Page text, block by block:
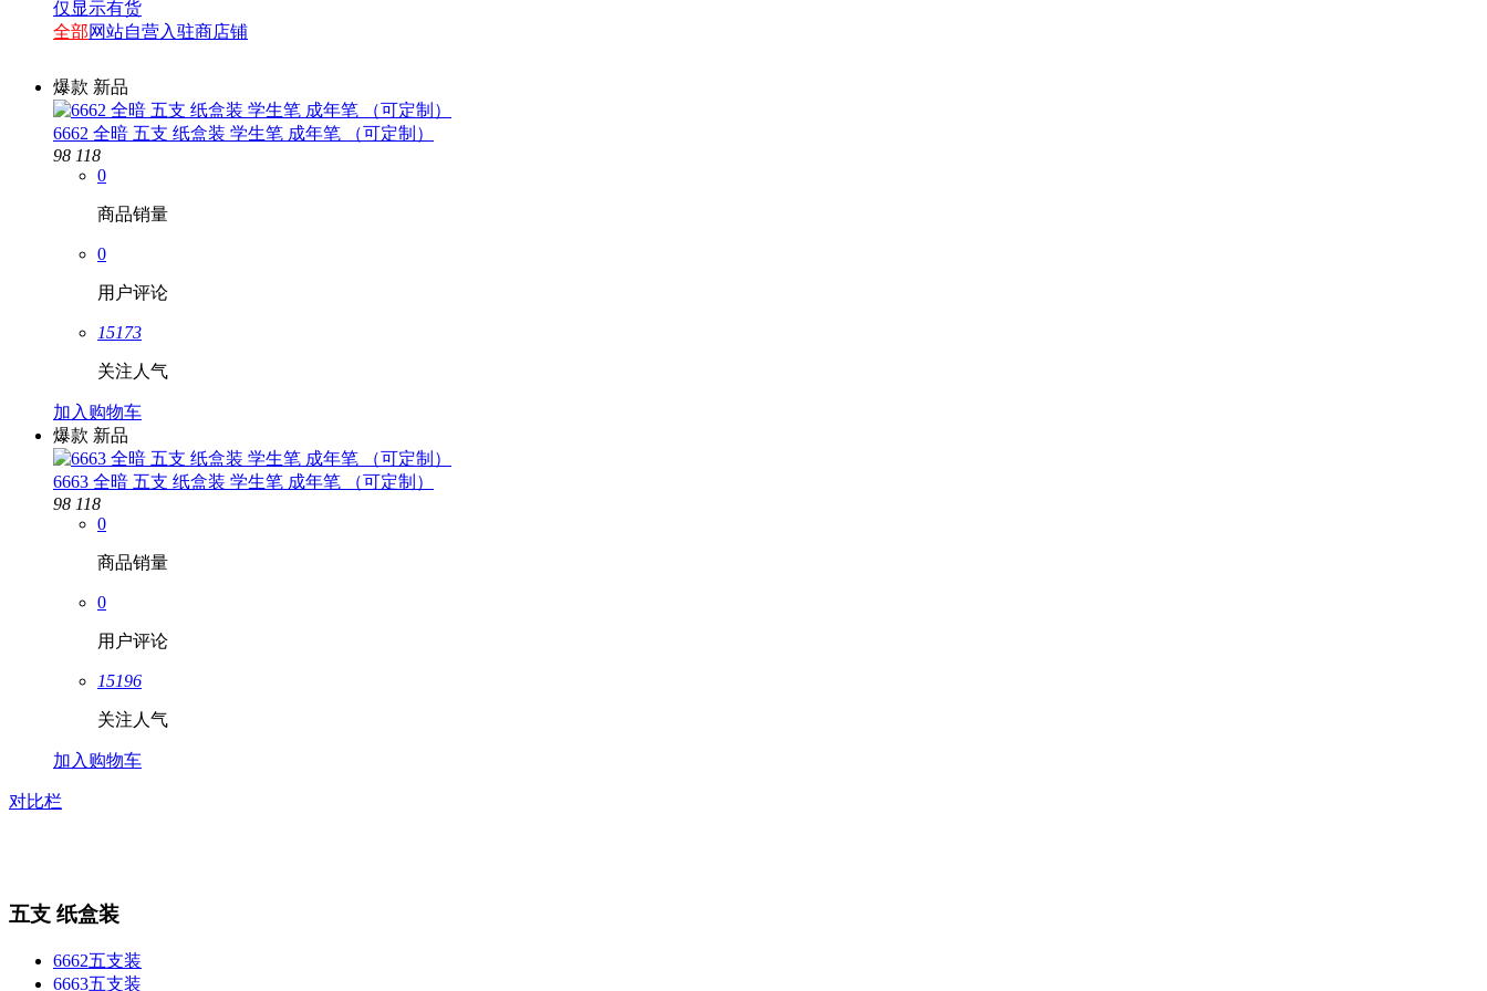
仅显示有货
全部网站自营入驻商店铺
爆款 新品
6662 全暗 五支 纸盒装 学生笔 成年笔 （可定制）
98 118
0
商品销量
0
用户评论
15173
关注人气
加入购物车
爆款 新品
6663 全暗 五支 纸盒装 学生笔 成年笔 （可定制）
98 118
0
商品销量
0
用户评论
15196
关注人气
加入购物车
对比栏
五支 纸盒装
6662五支装
6663五支装